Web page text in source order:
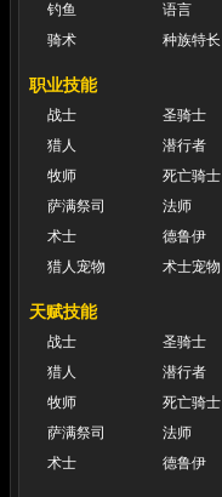
钓鱼
语言
骑术
种族特长
职业技能
战士
圣骑士
猎人
潜行者
牧师
死亡骑士
萨满祭司
法师
术士
德鲁伊
猎人宠物
术士宠物
天赋技能
战士
圣骑士
猎人
潜行者
牧师
死亡骑士
萨满祭司
法师
术士
德鲁伊